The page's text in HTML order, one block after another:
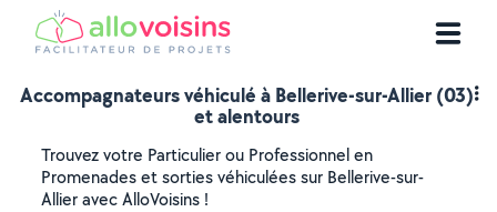
Accompagnateurs véhiculé à Bellerive-sur-Allier (03)
et alentours
Trouvez votre Particulier ou Professionnel en
Promenades et sorties véhiculées sur Bellerive-sur-
Allier avec AlloVoisins !